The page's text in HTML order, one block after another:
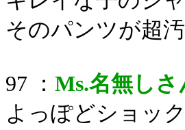
そのパンツが超
97 ： Ms.名無しさ
よっぽどショッ